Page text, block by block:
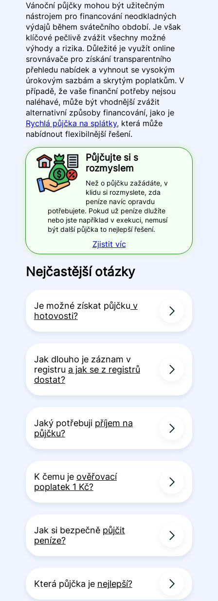
Vánoční půjčky mohou být užitečným
nástrojem pro financování neodkladných
výdajů během svátečního období. Je však
klíčové pečlivě zvážit všechny možné
výhody a rizika. Důležité je využít online
srovnávače pro získání transparentního
přehledu nabídek a vyhnout se vysokým
úrokovým sazbám a skrytým poplatkům. V
případě, že vaše finanční potřeby nejsou
naléhavé, může být vhodnější zvážit
alternativní způsoby financování, jako je
Rychlá půjčka na splátky, která může
nabídnout flexibilnější řešení.
Půjčujte si s
rozmyslem
Než o půjčku zažádáte, v
klidu si rozmyslete, zda
peníze navíc opravdu
potřebujete. Pokud už peníze dlužíte
nebo jste například v exekuci, nemusí
být další půjčka to nejlepší řešení.
Zjistit víc
Nejčastější otázky
Je možné získat půjčku v
hotovosti?
Jak dlouho je záznam v
registru a jak se z registrů
dostat?
Jaký potřebuji příjem na
půjčku?
K čemu je ověřovací
poplatek 1 Kč?
Jak si bezpečně půjčit
peníze?
Která půjčka je nejlepší?